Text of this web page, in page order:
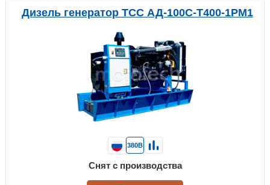
Дизель генератор ТСС АД-100С-Т400-1РМ1
380В
Снят с производства